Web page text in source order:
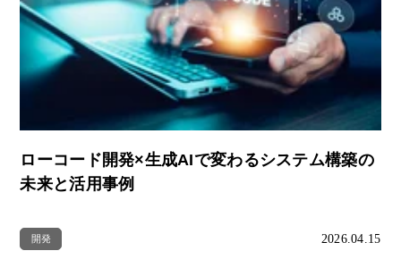
ローコード開発×生成AIで変わるシステム構築の
未来と活用事例
開発 2026.04.15